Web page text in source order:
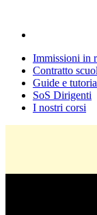
Immissioni in
Contratto
Guide e
SoS Dirigenti
I nostri corsi